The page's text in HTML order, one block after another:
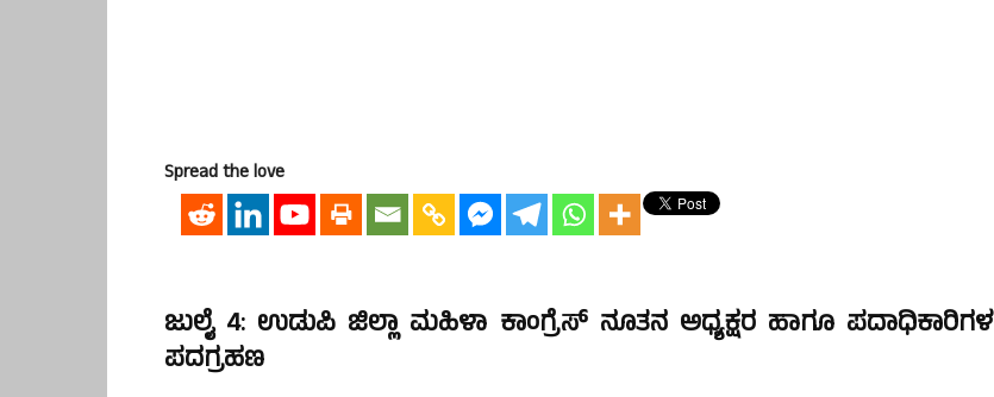
Spread the love
ಜುಲೈ 4: ಉಡುಪಿ ಜಿಲ್ಲಾ ಮಹಿಳಾ ಕಾಂಗ್ರೆಸ್ ನೂತನ ಅಧ್ಯಕ್ಷರ ಹಾಗೂ ಪದಾಧಿಕಾರಿಗಳ
ಪದಗ್ರಹಣ